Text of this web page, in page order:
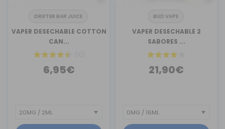
DRIFTER BAR JUICE
VAPER DESECHABLE COTTON
CAN...
(10)
6,95€
BUD VAPE
VAPER DESECHABLE 2
SABORES ...
21,90€